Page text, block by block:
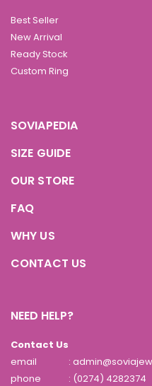
Best Seller
New Arrival
Ready Stock
Custom Ring
SOVIAPEDIA
SIZE GUIDE
OUR STORE
FAQ
WHY US
CONTACT US
NEED HELP?
Contact Us
email
:
phone
: (0274) 4282374